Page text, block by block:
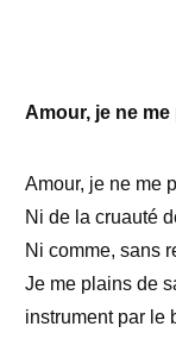
Amour, je ne
Amour, je ne me
Ni de la cruauté
Ni comme, sans
Je me plains de
instrument par le